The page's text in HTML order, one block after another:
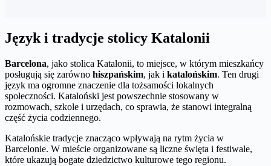
Język i tradycje stolicy Katalonii
Barcelona, jako stolica Katalonii, to miejsce, w którym mieszkańcy
posługują się zarówno hiszpańskim, jak i katalońskim. Ten drugi
język ma ogromne znaczenie dla tożsamości lokalnych
społeczności. Kataloński jest powszechnie stosowany w
rozmowach, szkole i urzędach, co sprawia, że ​​stanowi integralną
część życia codziennego.
Katalońskie tradycje znacząco wpływają na rytm życia w
Barcelonie. W mieście organizowane są liczne święta i festiwale,
które ukazują bogate dziedzictwo kulturowe tego regionu.